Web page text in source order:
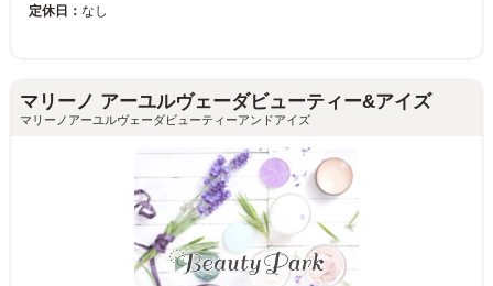
定休日： なし
マリーノ アーユルヴェーダビューティー&アイズ
マリーノアーユルヴェーダビューティーアンドアイズ